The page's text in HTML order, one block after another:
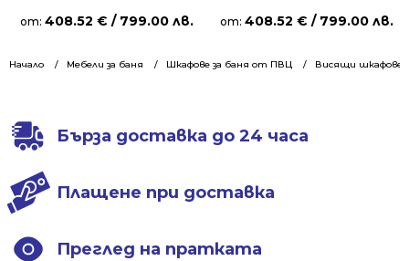
Начало Мебели за баня Шкафове за баня от ПВЦ Висящи шкафове
от: 408.52 € / 799.00 лв. от: 408.52 € / 799.00 лв.
Бърза доставка до 24 часа
Плащене при доставка
Преглед на пратката